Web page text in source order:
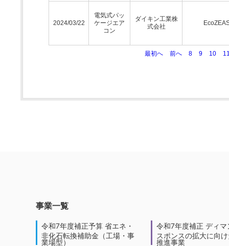
2024/03/22
電気式パッ
ケージエア
コン
ダイキン工業株
式会社
最初へ 前へ 8 9 10
事業一覧
令和7年度補正予算 省エネ・
非化石転換補助金（工場・事
業場型）
令和7年度補正 ディマ
スポンスの拡大に向
推進事業